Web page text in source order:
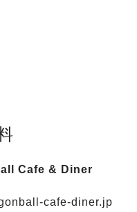
Cafe & Diner
cafe-diner.jp